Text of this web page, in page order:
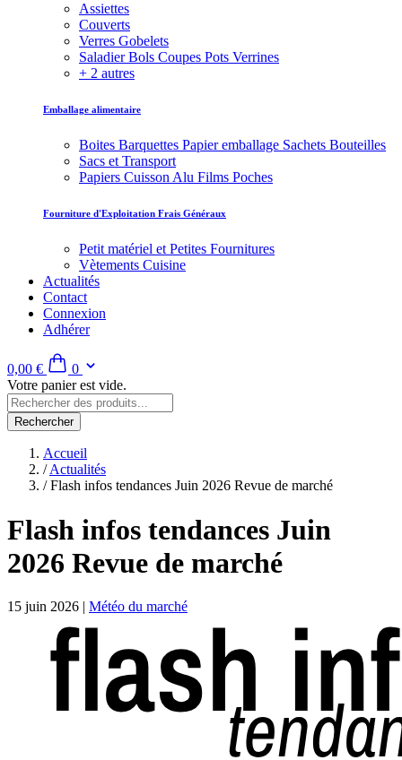
Assiettes
Couverts
Verres Gobelets
Saladier Bols Coupes Pots Verrines
+ 2 autres
Emballage alimentaire
Boites Barquettes Papier emballage Sachets Bouteilles
Sacs et Transport
Papiers Cuisson Alu Films Poches
Fourniture d'Exploitation Frais Généraux
Petit matériel et Petites Fournitures
Vètements Cuisine
Actualités
Contact
Connexion
Adhérer
0,00 €
0
Votre panier est vide.
Rechercher
Accueil
/ Actualités
/Flash infos tendances Juin 2026 Revue de marché
Flash infos tendances Juin
2026 Revue de marché
15 juin 2026 | Météo du marché